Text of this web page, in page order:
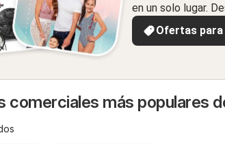
en un solo lugar.
Ofertas
comerciales más populares